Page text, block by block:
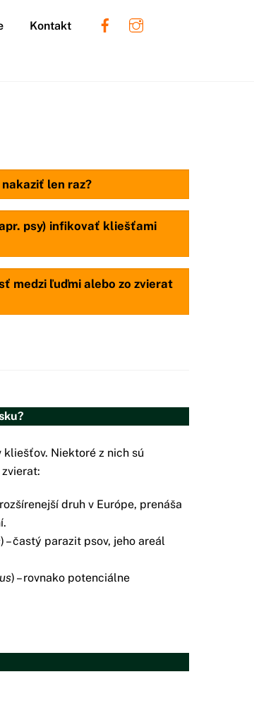
Kontakt
nakaziť len raz?
psy) infikovať kliešťami
medzi ľuďmi alebo zo zvierat
Niektoré z nich sú
druh v Európe, prenáša
) – častý parazit psov, jeho areál
) – rovnako potenciálne